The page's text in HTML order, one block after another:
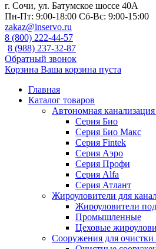
г. Сочи, ул. Батумское шоссе 40А
Пн-Пт: 9:00-18:00 Сб-Вс: 9:00-15:00
zakaz@inservo.ru
8 (800) 222-44-57
8 (988) 237-32-87
Обратный звонок
Корзина Ваша корзина пуста
Главная
Каталог товаров
Автономная
Серия Био
Серия Био Макс
Серия Fintek
Серия Аэро
Серия Профи
Серия Alfa
Серия Атлант
Жироуловители для
Жироуловители
Промышленные
Цеховые
Сооружения для